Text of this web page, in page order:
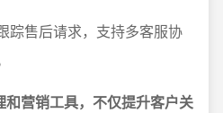
踪售后请求，支持多客服协
营销工具，不仅提升客户关